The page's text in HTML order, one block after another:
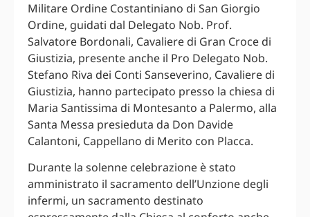
Militare Ordine Costantiniano di San Giorgio
Ordine, guidati dal Delegato Nob. Prof.
Salvatore Bordonali, Cavaliere di Gran Croce di
Giustizia, presente anche il Pro Delegato Nob.
Stefano Riva dei Conti Sanseverino, Cavaliere di
Giustizia, hanno partecipato presso la chiesa di
Maria Santissima di Montesanto a Palermo, alla
Santa Messa presieduta da Don Davide
Calantoni, Cappellano di Merito con Placca.
Durante la solenne celebrazione è stato
amministrato il sacramento dell’Unzione degli
infermi, un sacramento destinato